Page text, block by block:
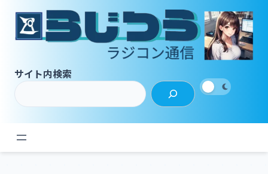
サイト内検索